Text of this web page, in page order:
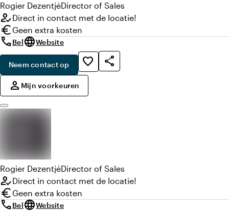
Rogier DezentjéDirector of Sales
how_to_regDirect in contact met de locatie!
euroGeen extra kosten
callBellanguageWebsite
Neem contact op favorite_border
share
person Mijn voorkeuren
Rogier DezentjéDirector of Sales
how_to_regDirect in contact met de locatie!
euroGeen extra kosten
callBellanguageWebsite